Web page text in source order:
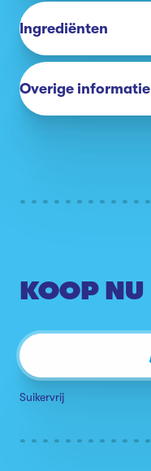
Ingrediënten
Overige informatie
KOOP NU
Suikervrij